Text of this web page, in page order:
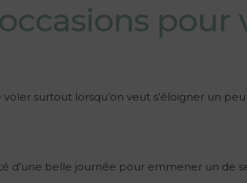
pour
surtout lorsqu’on veut s’éloigner un
d’une belle journée pour emmener un de